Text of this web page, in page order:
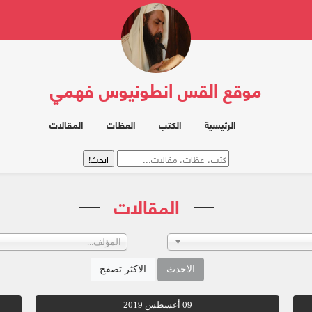
موقع القس انطونيوس فهمي
الرئيسية الكتب العظات المقالات
المقالات
المؤلف...
الاحدث الاكثر تصفح
09 أغسطس 2019